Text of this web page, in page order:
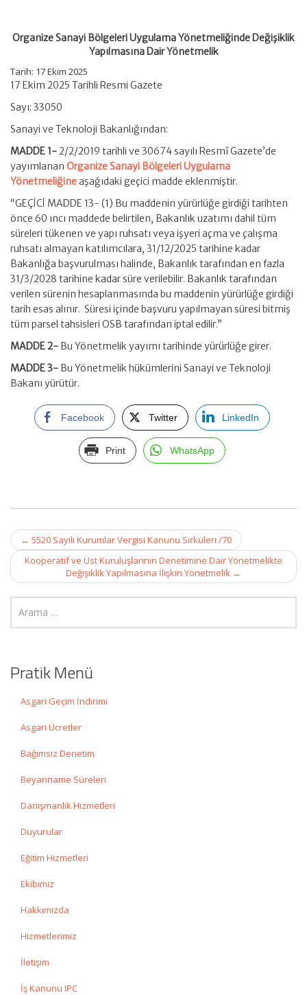
Organize Sanayi Bölgeleri Uygulama Yönetmeliğinde Değişiklik
Yapılmasına Dair Yönetmelik
Tarih: 17 Ekim 2025
17 Ekim 2025 Tarihli Resmi Gazete
Sayı: 33050
Sanayi ve Teknoloji Bakanlığından:
MADDE 1-2/2/2019 tarihli ve 30674 sayılı Resmî Gazete’de
yayımlanan Organize Sanayi Bölgeleri Uygulama
Yönetmeliğineaşağıdaki geçici madde eklenmiştir.
“GEÇİCİ MADDE 13- (1) Bu maddenin yürürlüğe girdiği tarihten
önce 60 ıncı maddede belirtilen, Bakanlık uzatımı dahil tüm
süreleri tükenen ve yapı ruhsatı veya işyeri açma ve çalışma
ruhsatı almayan katılımcılara, 31/12/2025 tarihine kadar
Bakanlığa başvurulması halinde, Bakanlık tarafından en fazla
31/3/2028 tarihine kadar süre verilebilir. Bakanlık tarafından
verilen sürenin hesaplanmasında bu maddenin yürürlüğe girdiği
tarih esas alınır. Süresi içinde başvuru yapılmayan süresi bitmiş
tüm parsel tahsisleri OSB tarafından iptal edilir.”
MADDE 2- Bu Yönetmelik yayımı tarihinde yürürlüğe girer.
MADDE 3- Bu Yönetmelik hükümlerini Sanayi ve Teknoloji
Bakanı yürütür.
Facebook Twitter LinkedIn
Print WhatsApp
Post
navigation
← 5520 Sayılı Kurumlar Vergisi Kanunu Sirküleri /70
Kooperatif ve Üst Kuruluşlarının Denetimine Dair Yönetmelikte
Değişiklik Yapılmasına İlişkin Yönetmelik →
Pratik Menü
Asgari Geçim İndirimi
Asgari Ücretler
Bağımsız Denetim
Beyanname Süreleri
Danışmanlık Hizmetleri
Duyurular
Eğitim Hizmetleri
Ekibimiz
Hakkımızda
Hizmetlerimiz
İletişim
İş Kanunu IPC